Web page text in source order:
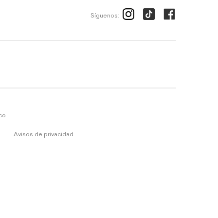
Síguenos:
Avisos de privacidad